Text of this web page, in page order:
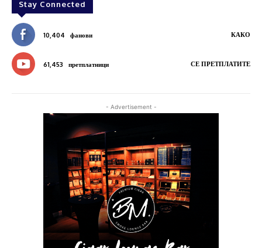
Stay Connected
10,404 фанови КАКО
61,453 претплатници СЕ ПРЕТПЛАТИТЕ
- Advertisement -